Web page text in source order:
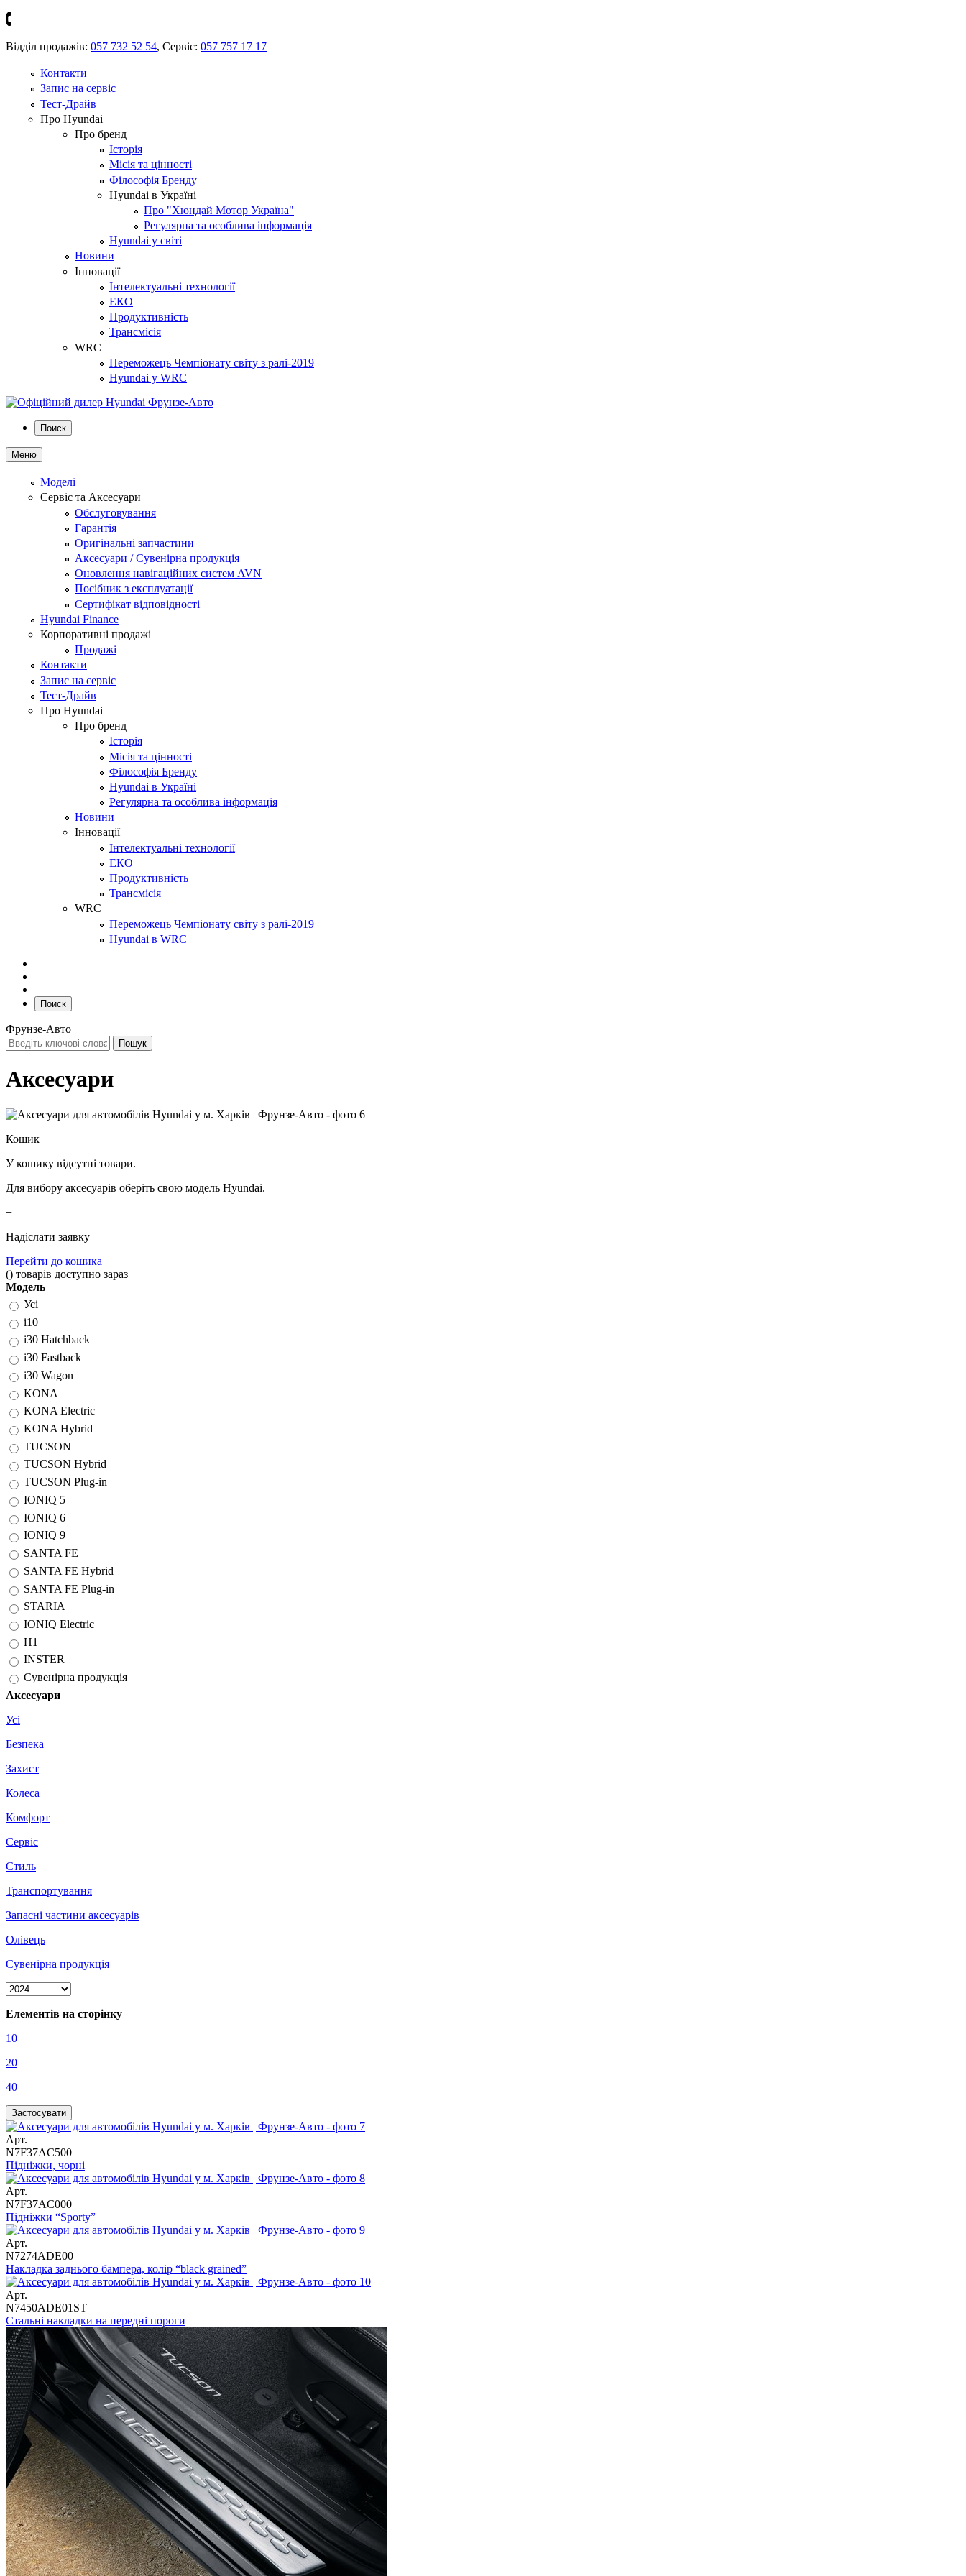
Відділ продажів: 057 732 52 54, Сервіс: 057 757 17 17
Контакти
Запис на сервіс
Тест-Драйв
Про Hyundai
Про бренд
Історія
Місія та цінності
Філософія Бренду
Hyundai в Україні
Про "Хюндай Мотор Україна"
Регулярна та особлива інформація
Hyundai у світі
Новини
Інновації
Інтелектуальні технології
ЕКО
Продуктивність
Трансмісія
WRC
Переможець Чемпіонату світу з ралі-2019
Hyundai у WRC
Поиск
Меню
Моделі
Сервіс та Аксесуари
Обслуговування
Гарантія
Оригінальні запчастини
Аксесуари / Сувенірна продукція
Оновлення навігаційних систем AVN
Посібник з експлуатації
Сертифікат відповідності
Hyundai Finance
Корпоративні продажі
Продажі
Контакти
Запис на сервіс
Тест-Драйв
Про Hyundai
Про бренд
Історія
Місія та цінності
Філософія Бренду
Hyundai в Україні
Регулярна та особлива інформація
Новини
Інновації
Інтелектуальні технології
ЕКО
Продуктивність
Трансмісія
WRC
Переможець Чемпіонату світу з ралі-2019
Hyundai в WRC
Поиск
Фрунзе-Авто
Аксесуари
Кошик
У кошику відсутні товари.
Для вибору аксесуарів оберіть свою модель Hyundai.
+
Надіслати заявку
Перейти до кошика
() товарів доступно зараз
Модель
Усі
i10
i30 Hatchback
i30 Fastback
i30 Wagon
KONA
KONA Electric
KONA Hybrid
TUCSON
TUCSON Hybrid
TUCSON Plug-in
IONIQ 5
IONIQ 6
IONIQ 9
SANTA FE
SANTA FE Hybrid
SANTA FE Plug-in
STARIA
IONIQ Electric
H1
INSTER
Сувенірна продукція
Аксесуари
Усі
Безпека
Захист
Колеса
Комфорт
Сервіс
Стиль
Транспортування
Запасні частини аксесуарів
Олівець
Сувенірна продукція
Елементів на сторінку
10
20
40
Арт.
N7F37AC500
Підніжки, чорні
Арт.
N7F37AC000
Підніжки “Sporty”
Арт.
N7274ADE00
Накладка заднього бампера, колір “black grained”
Арт.
N7450ADE01ST
Cтальні накладки на передні пороги